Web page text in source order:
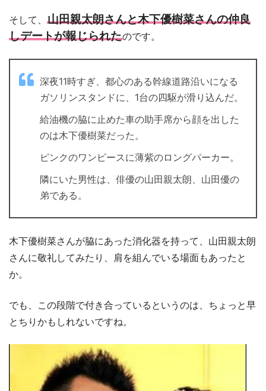
そして、 山田親太朗さんと木下優樹菜さんの仲良
しデートが報じられたのです。
深夜11時すぎ、都心のある幹線道路沿いになる
ガソリンスタンドに、1台の四駆が滑り込んだ。
給油機の脇に止めた車の助手席から顔を出した
のは木下優樹菜だった。
ピンクのワンピースに薄紫のロングパーカー。
隣にいた男性は、俳優の山田親太朗、山田優の
弟である。
木下優樹菜さんが脇にあった消化器を持って、山田親太朗
さんに敬礼してみたり、肩を組んでいる場面もあったと
か。
でも、この段階で付き合っているというのは、ちょっと早
とちりかもしれないですね。